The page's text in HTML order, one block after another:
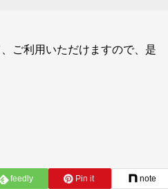
ご利用いただけますので、是
feedly Pin it note